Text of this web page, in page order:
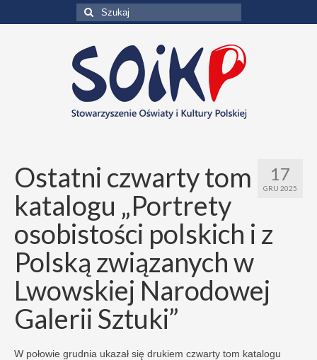
Szuklaj
w:
17
GRU 2025
Ostatni czwarty tom
katalogu „Portrety
osobistości polskich i z
Polską związanych w
Lwowskiej Narodowej
Galerii Sztuki”
W połowie grudnia ukazał się drukiem czwarty tom katalogu